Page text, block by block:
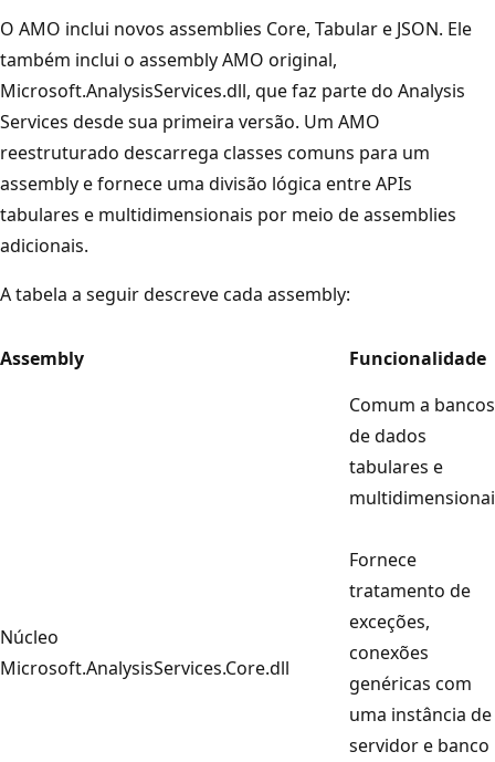
O AMO inclui novos assemblies Core, Tabular e JSON. Ele
também inclui o assembly AMO original,
Microsoft.AnalysisServices.dll, que faz parte do Analysis
Services desde sua primeira versão. Um AMO
reestruturado descarrega classes comuns para um
assembly e fornece uma divisão lógica entre APIs
tabulares e multidimensionais por meio de assemblies
adicionais.
A tabela a seguir descreve cada assembly:
Assembly Funcionalidade
Núcleo
Microsoft.AnalysisServices.Core.dll
Comum a bancos
de dados
tabulares e
Fornece
tratamento de
exceções,
conexões
genéricas com
uma instância de
servidor e banco